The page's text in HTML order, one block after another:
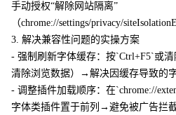
手动授权“解除网站隔离”
（chrome://settings/privacy/
3. 解决兼容性问题的实操方案
- 强制刷新字体缓存：按`Ctrl+F5`或
清除浏览数据）→解决因缓存导致的字
- 调整插件加载顺序：在`chrome://
字体类插件置于前列→避免被广告拦